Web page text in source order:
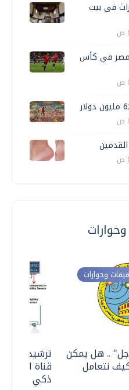
فى بيت
مصر في كأس
ترشيدا
قناة
ذكي
وحوارات
.. هل يمكن
نتعامل